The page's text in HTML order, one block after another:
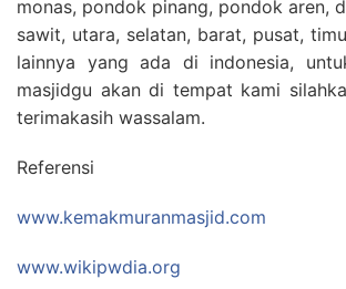
monas, pondok pinang, pondok aren,
sawit, utara, selatan, barat, pusat,
lainnya yang ada di indonesia,
masjidgu akan di tempat kami
terimakasih wassalam.
Referensi
www.kemakmuranmasjid.com
www.wikipwdia.org